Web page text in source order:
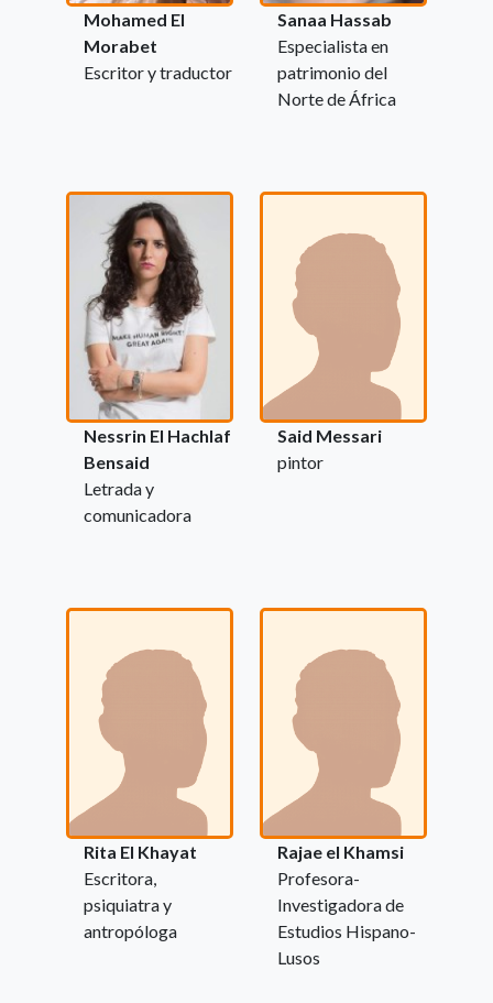
Mohamed El
Morabet
Escritor y traductor
Sanaa Hassab
Especialista en
patrimonio del
Norte de África
Nessrin El Hachlaf
Bensaid
Letrada y
comunicadora
Said Messari
pintor
Rita El Khayat
Escritora,
psiquiatra y
antropóloga
Rajae el Khamsi
Profesora-
Investigadora de
Estudios Hispano-
Lusos